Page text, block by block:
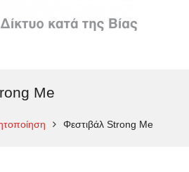
Me
Φεστιβάλ Strong Me